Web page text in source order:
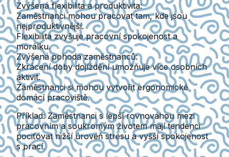
Zvýšená flexibilita a produktivita:
Zaměstnanci mohou pracovat tam, kde jsou
nejproduktivnější.
Flexibilita zvyšuje pracovní spokojenost a
morálku.
Zvýšená pohoda zaměstnanců:
Zkrácení doby dojíždění umožňuje více osobních
aktivit.
Zaměstnanci si mohou vytvořit ergonomické
domácí pracoviště.
Příklad:Zaměstnanci s lepší rovnováhou mezi
pracovním a soukromým životem mají tendenci
pociťovat nižší úroveň stresu a vyšší spokojenost
s prací.